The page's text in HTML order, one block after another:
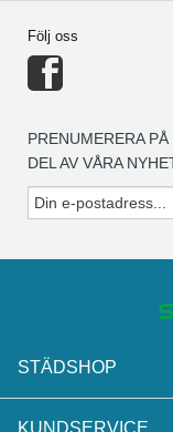
Följ oss
PRENUMERERA
DEL AV VÅRA
STÄDSHOP